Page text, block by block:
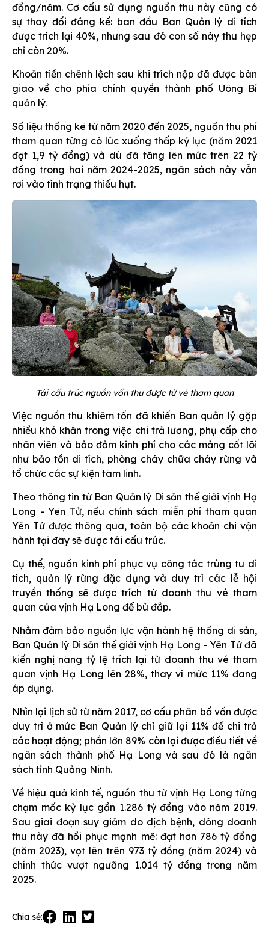
đồng/năm. Cơ cấu sử dụng nguồn thu này cũng có
sự thay đổi đáng kể: ban đầu Ban Quản lý di tích
được trích lại 40%, nhưng sau đó con số này thu hẹp
chỉ còn 20%.
Khoản tiền chênh lệch sau khi trích nộp đã được bàn
giao về cho phía chính quyền thành phố Uông Bí
quản lý.
Số liệu thống kê từ năm 2020 đến 2025, nguồn thu phí
tham quan từng có lúc xuống thấp kỷ lục (năm 2021
đạt 1,9 tỷ đồng) và dù đã tăng lên mức trên 22 tỷ
đồng trong hai năm 2024-2025, ngân sách này vẫn
rơi vào tình trạng thiếu hụt.
Tái cấu trúc nguồn vốn thu được từ vé tham quan
Việc nguồn thu khiêm tốn đã khiến Ban quản lý gặp
nhiều khó khăn trong việc chi trả lương, phụ cấp cho
nhân viên và bảo đảm kinh phí cho các mảng cốt lõi
như bảo tồn di tích, phòng cháy chữa cháy rừng và
tổ chức các sự kiện tâm linh.
Theo thông tin từ Ban Quản lý Di sản thế giới vịnh Hạ
Long - Yên Tử, nếu chính sách miễn phí tham quan
Yên Tử được thông qua, toàn bộ các khoản chi vận
hành tại đây sẽ được tái cấu trúc.
Cụ thể, nguồn kinh phí phục vụ công tác trùng tu di
tích, quản lý rừng đặc dụng và duy trì các lễ hội
truyền thống sẽ được trích từ doanh thu vé tham
quan của vịnh Hạ Long để bù đắp.
Nhằm đảm bảo nguồn lực vận hành hệ thống di sản,
Ban Quản lý Di sản thế giới vịnh Hạ Long - Yên Tử đã
kiến nghị nâng tỷ lệ trích lại từ doanh thu vé tham
quan vịnh Hạ Long lên 28%, thay vì mức 11% đang
áp dụng.
Nhìn lại lịch sử từ năm 2017, cơ cấu phân bổ vốn được
duy trì ở mức Ban Quản lý chỉ giữ lại 11% để chi trả
các hoạt động; phần lớn 89% còn lại được điều tiết về
ngân sách thành phố Hạ Long và sau đó là ngân
sách tỉnh Quảng Ninh.
Về hiệu quả kinh tế, nguồn thu từ vịnh Hạ Long từng
chạm mốc kỷ lục gần 1.286 tỷ đồng vào năm 2019.
Sau giai đoạn suy giảm do dịch bệnh, dòng doanh
thu này đã hồi phục mạnh mẽ: đạt hơn 786 tỷ đồng
(năm 2023), vọt lên trên 973 tỷ đồng (năm 2024) và
chính thức vượt ngưỡng 1.014 tỷ đồng trong năm
2025.
Chia sẻ: